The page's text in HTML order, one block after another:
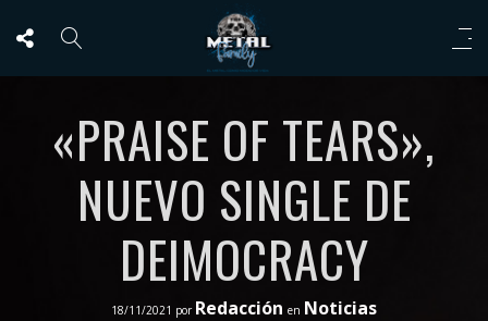
«PRAISE OF TEARS»,
NUEVO SINGLE DE
DEIMOCRACY
18/11/2021 por Redacción en Noticias